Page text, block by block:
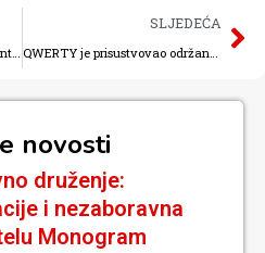
SLJEDEĆA
novosti
druženje:
i nezaboravna
Monogram